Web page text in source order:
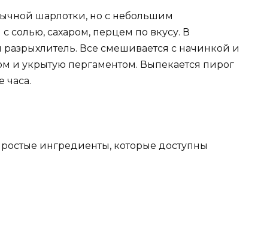
шарлотки, но с небольшим
солью, сахаром, перцем по вкусу. В
Все смешивается с начинкой и
и укрытую пергаментом. Выпекается пирог
часа.
ингредиенты, которые доступны